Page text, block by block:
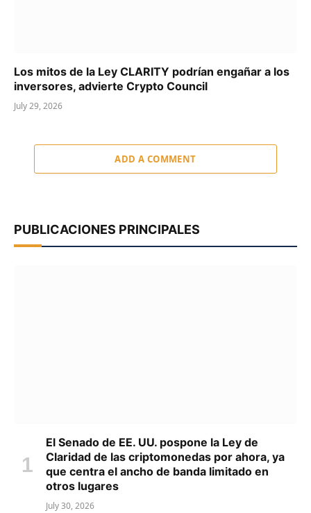
Los mitos de la Ley CLARITY podrían engañar a los
inversores, advierte Crypto Council
July 29, 2026
ADD A COMMENT
PUBLICACIONES PRINCIPALES
El Senado de EE. UU. pospone la Ley de
Claridad de las criptomonedas por ahora, ya
que centra el ancho de banda limitado en
otros lugares
July 30, 2026